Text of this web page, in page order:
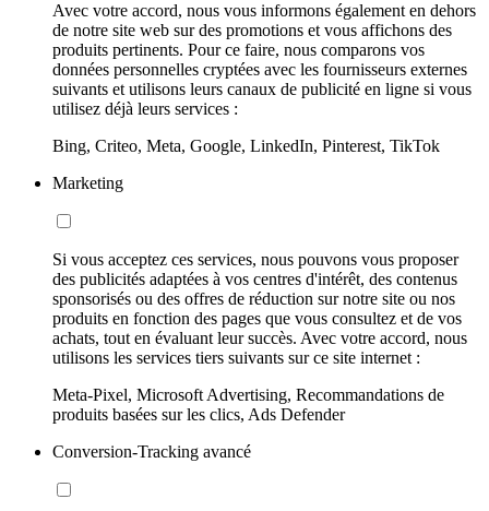
Avec votre accord, nous vous informons également en dehors
de notre site web sur des promotions et vous affichons des
produits pertinents. Pour ce faire, nous comparons vos
données personnelles cryptées avec les fournisseurs externes
suivants et utilisons leurs canaux de publicité en ligne si vous
utilisez déjà leurs services :
Bing, Criteo, Meta, Google, LinkedIn, Pinterest, TikTok
Marketing
Si vous acceptez ces services, nous pouvons vous proposer
des publicités adaptées à vos centres d'intérêt, des contenus
sponsorisés ou des offres de réduction sur notre site ou nos
produits en fonction des pages que vous consultez et de vos
achats, tout en évaluant leur succès. Avec votre accord, nous
utilisons les services tiers suivants sur ce site internet :
Meta-Pixel, Microsoft Advertising, Recommandations de
produits basées sur les clics, Ads Defender
Conversion-Tracking avancé